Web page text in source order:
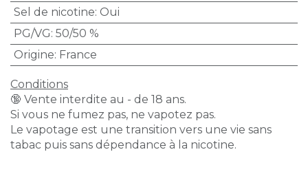
Sel de nicotine: Oui
PG/VG: 50/50 %
Origine: France
Conditions
🔞 Vente interdite au - de 18 ans.
Si vous ne fumez pas, ne vapotez pas.
Le vapotage est une transition vers une vie sans
tabac puis sans dépendance à la nicotine.